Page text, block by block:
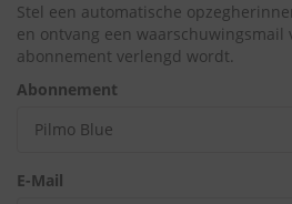
Stel een automatische
en ontvang een waarschuwingsmail
abonnement verlengd wordt.
Abonnement
E-Mail